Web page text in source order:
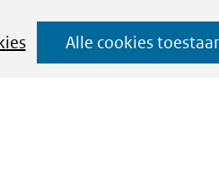
Alle cookies
Ga
naar